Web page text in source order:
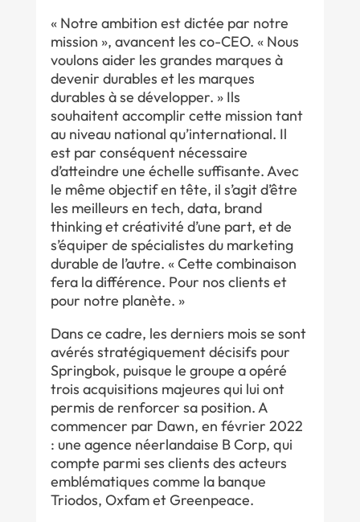
« Notre ambition est dictée par notre
mission », avancent les co-CEO. « Nous
voulons aider les grandes marques à
devenir durables et les marques
durables à se développer. » Ils
souhaitent accomplir cette mission tant
au niveau national qu’international. Il
est par conséquent nécessaire
d’atteindre une échelle suffisante. Avec
le même objectif en tête, il s’agit d’être
les meilleurs en tech, data, brand
thinking et créativité d’une part, et de
s’équiper de spécialistes du marketing
durable de l’autre. « Cette combinaison
fera la différence. Pour nos clients et
pour notre planète. »
Dans ce cadre, les derniers mois se sont
avérés stratégiquement décisifs pour
Springbok, puisque le groupe a opéré
trois acquisitions majeures qui lui ont
permis de renforcer sa position. A
commencer par Dawn, en février 2022
: une agence néerlandaise B Corp, qui
compte parmi ses clients des acteurs
emblématiques comme la banque
Triodos, Oxfam et Greenpeace.